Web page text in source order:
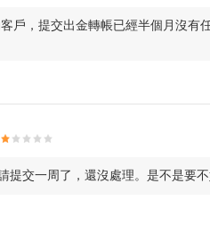
戶，提交出金轉帳已經半個月沒有
提交一周了，還沒處理。是不是要